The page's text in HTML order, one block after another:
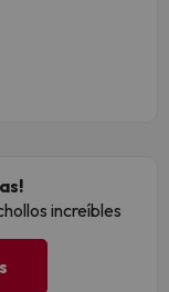
increíbles